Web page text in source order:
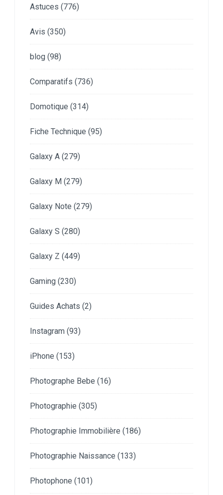
Astuces (776)
Avis (350)
blog (98)
Comparatifs (736)
Domotique (314)
Fiche Technique (95)
Galaxy A (279)
Galaxy M (279)
Galaxy Note (279)
Galaxy S (280)
Galaxy Z (449)
Gaming (230)
Guides Achats (2)
Instagram (93)
iPhone (153)
Photographe Bebe (16)
Photographie (305)
Photographie Immobilière (186)
Photographie Naissance (133)
Photophone (101)